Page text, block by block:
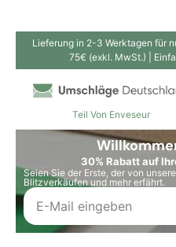
Direkt zum Inhalt
Lieferung in 2-3 Werktagen für
75€ (exkl. MwSt.) |
Teil Von Enveseur
SuchenSuchen
30% Rabatt auf
Seien Sie der Erste, der von
Blitzverkäufen und mehr erfährt.